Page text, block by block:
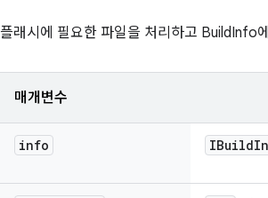
플래시에 필요한 파일을 처리하고 BuildInfo
매개변수
info IBuild